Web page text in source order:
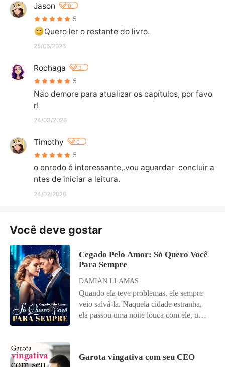
Jason 0
5
Quero ler o restante do livro.
25/06/2026
Rochaga 3
5
Não demore para atualizar os capítulos, por favo
r!
24/03/2026
Timothy 0
5
o enredo é interessante,.vou aguardar  concluir a
ntes de iniciar a leitura.
24/02/2026
Você deve gostar
Cegado Pelo Amor: Só Quero Você
Para Sempre
DAMIÁN LLAMAS
Quando ela teve problemas, ele sempre
veio salvá-la. Naquela cidade estranha,
ela passou uma noite louca com ele, um
quão poderoso ele era. Eles vieram de
Garota vingativa com seu CEO